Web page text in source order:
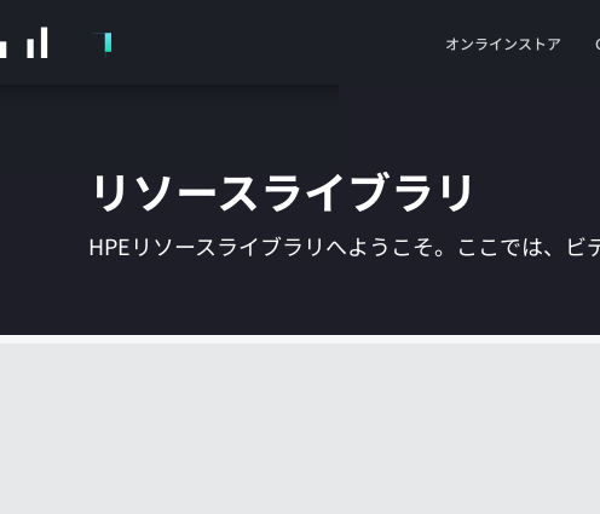
イ
ッ
オンラインストア
リソースライブラリ
HPEリソースライブラリへようこそ。ここでは、